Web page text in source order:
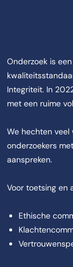
Onderzoek is
Integriteit. In
met een ruime
We hechten veel
onderzoekers
aanspreken.
Voor toetsing en
Ethische